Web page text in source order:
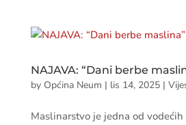
NAJAVA: “Dani berbe
by Općina Neum | lis 14, 2025|
Maslinarstvo je jedna od